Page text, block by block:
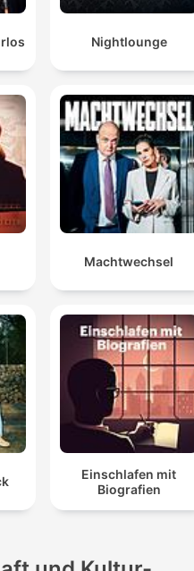
Nightlounge
Machtwechsel
Einschlafen mit
Biografien